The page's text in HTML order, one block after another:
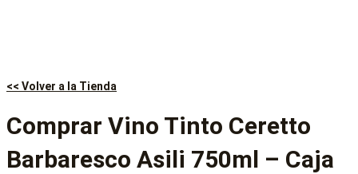
<< Volver a la Tienda
Comprar Vino Tinto Ceretto
Barbaresco Asili 750ml – Caja